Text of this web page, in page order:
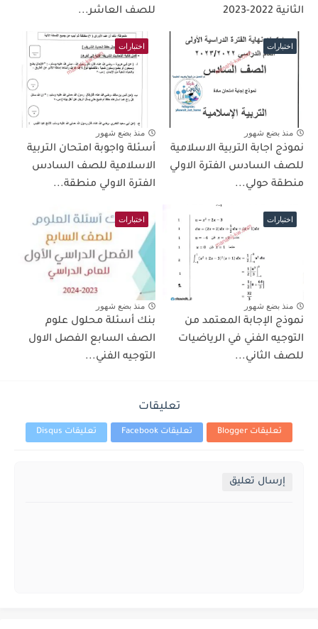
الثانية 2022-2023
للصف العاشر...
اختبارات
منذ بضع شهور
نموذج اجابة التربية الاسلامية
للصف السادس الفترة الاولي
منطقة حولي...
اختبارات
منذ بضع شهور
أسئلة واجوبة امتحان التربية
الاسلامية للصف السادس
الفترة الاولي منطقة...
اختبارات
منذ بضع شهور
نموذج الإجابة المعتمد من
التوجيه الفني في الرياضيات
للصف الثاني...
اختبارات
منذ بضع شهور
بنك أسئلة محلول علوم
الصف السابع الفصل الاول
التوجيه الفني...
تعليقات
تعليقات Blogger تعليقات Facebook تعليقات Disqus
إرسال تعليق